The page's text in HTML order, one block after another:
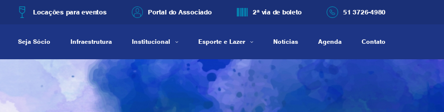
Locações para eventos Portal do Associado 2ª via de boleto 51 3726-4980
Seja Sócio Infraestrutura Institucional Esporte e Lazer Notícias Agenda Contato